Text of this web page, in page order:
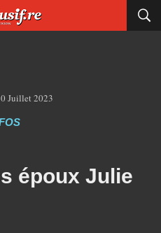
Juillet 2023
époux Julie